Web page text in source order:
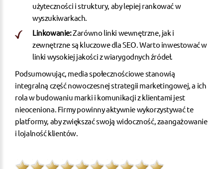
użyteczności i struktury, aby lepiej rankować w
wyszukiwarkach.
Linkowanie:Zarówno linki wewnętrzne, jak i
zewnętrzne są kluczowe dla SEO. Warto inwestować w
linki wysokiej jakości z wiarygodnych źródeł.
Podsumowując, media społecznościowe stanowią
integralną część nowoczesnej strategii marketingowej, a ich
rola w budowaniu marki i komunikacji z klientami jest
nieoceniona. Firmy powinny aktywnie wykorzystywać te
platformy, aby zwiększać swoją widoczność, zaangażowanie
i lojalność klientów.